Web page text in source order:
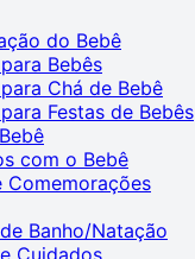
do Bebê
Bebês
Chá de Bebê
Festas de Bebês
com o Bebê
Comemorações
Banho/Natação
Cuidados